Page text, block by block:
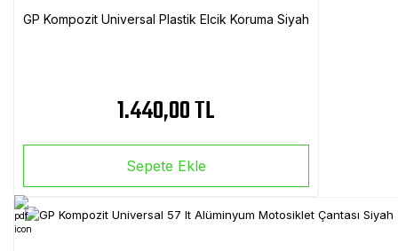
GP Kompozit Universal Plastik Elcik Koruma Siyah
1.440,00 TL
Sepete Ekle